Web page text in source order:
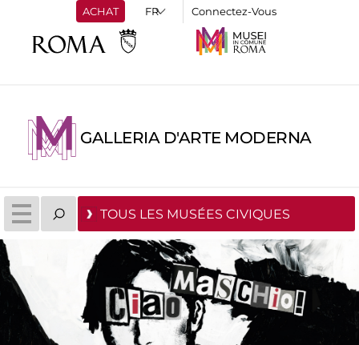
ACHAT Connectez-Vous
GALLERIA D'ARTE MODERNA
TOUS LES MUSÉES CIVIQUES